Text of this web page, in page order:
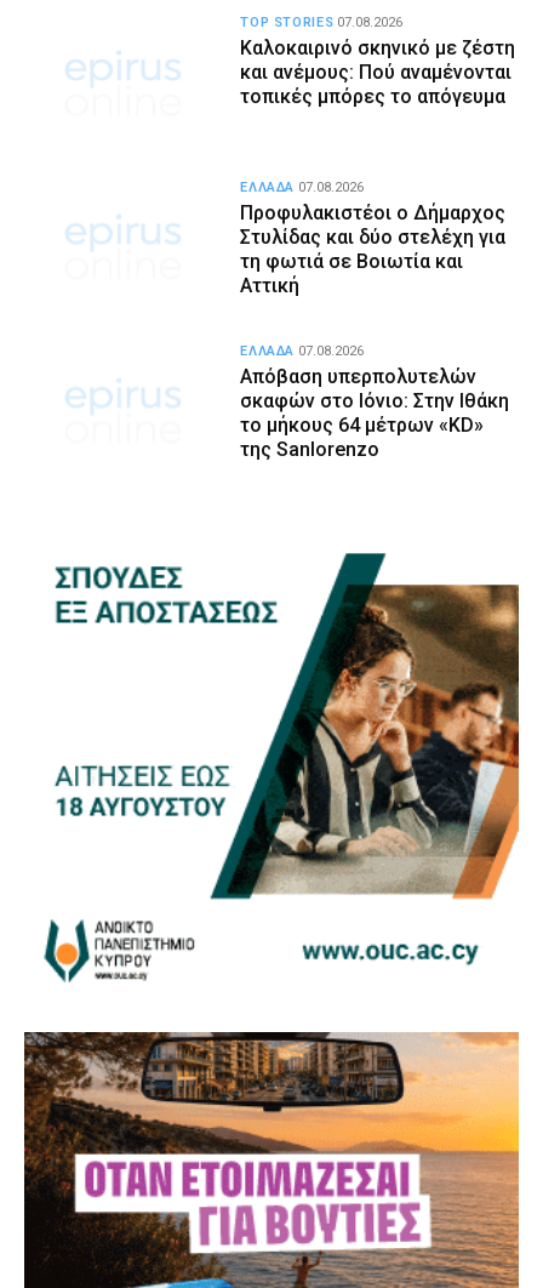
Καλοκαιρινό σκηνικό με ζέστη
και ανέμους: Πού αναμένονται
τοπικές μπόρες το απόγευμα
TOP STORIES 07.08.2026
Προφυλακιστέοι ο Δήμαρχος
Στυλίδας και δύο στελέχη για
τη φωτιά σε Βοιωτία και
Αττική
ΕΛΛΑΔΑ 07.08.2026
Απόβαση υπερπολυτελών
σκαφών στο Ιόνιο: Στην Ιθάκη
το μήκους 64 μέτρων «KD»
της Sanlorenzo
ΕΛΛΑΔΑ 07.08.2026